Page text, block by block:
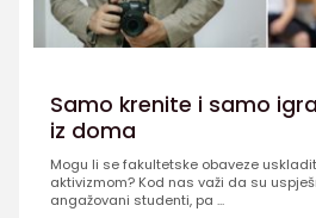
Samo krenite i samo
iz doma
Mogu li se fakultetske obaveze
aktivizmom? Kod nas važi da su
angažovani studenti, pa ...